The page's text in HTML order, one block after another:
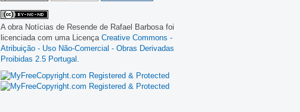
A obra Notícias de Resende de Rafael Barbosa foi
licenciada com uma Licença Creative Commons -
Atribuição - Uso Não-Comercial - Obras Derivadas
Proibidas 2.5 Portugal